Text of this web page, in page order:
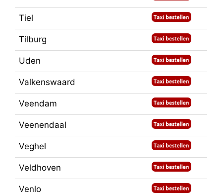
Tiel
Tilburg
Uden
Valkenswaard
Veendam
Veenendaal
Veghel
Veldhoven
Venlo